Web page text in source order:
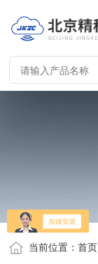
当前位置：首页